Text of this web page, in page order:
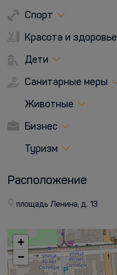
Спорт
Красота и здоровье
Дети
Санитарные меры
Животные
Бизнес
Туризм
Расположение
площадь Ленина, д. 13
+
−